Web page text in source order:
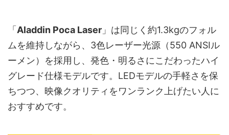
「Aladdin Poca Laser 」は同じく約1.3kgのフォル
ムを維持しながら、3色レーザー光源（550 ANSIル
ーメン）を採用し、発色・明るさにこだわったハイ
グレード仕様モデルです。LEDモデルの手軽さを保
ちつつ、映像クオリティをワンランク上げたい人に
おすすめです。